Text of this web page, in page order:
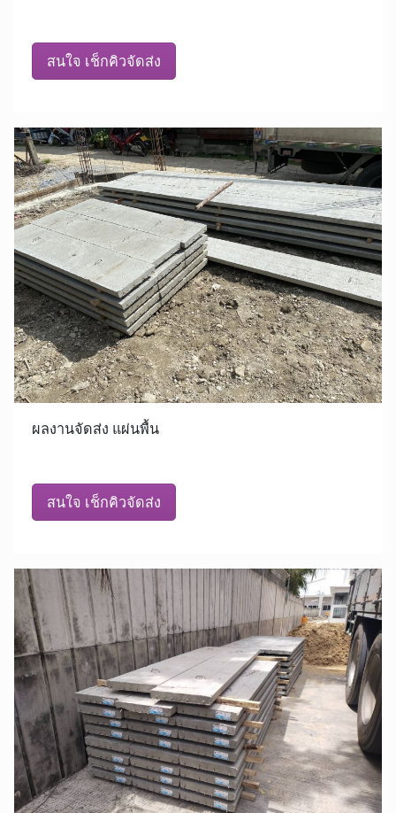
สนใจ เช็กคิวจัดส่ง
ผลงานจัดส่ง แผ่นพื้น
สนใจ เช็กคิวจัดส่ง